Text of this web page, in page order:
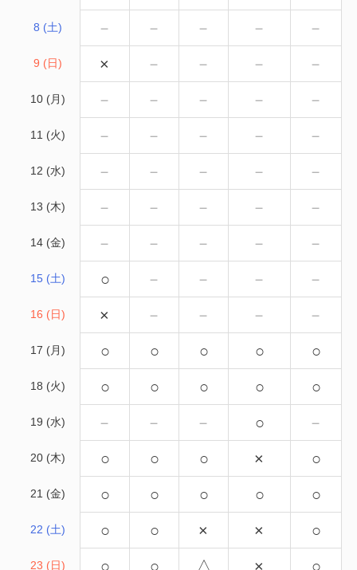
8 (土) － － － － －
9 (日) × － － － －
10 (月) － － － － －
11 (火) － － － － －
12 (水) － － － － －
13 (木) － － － － －
14 (金) － － － － －
15 (土) ○ － － － －
16 (日) × － － － －
17 (月) ○ ○ ○ ○ ○
18 (火) ○ ○ ○ ○ ○
19 (水) － － － ○ －
20 (木) ○ ○ ○ × ○
21 (金) ○ ○ ○ ○ ○
22 (土) ○ ○ × × ○
23 (日) ○ ○ △ × ○